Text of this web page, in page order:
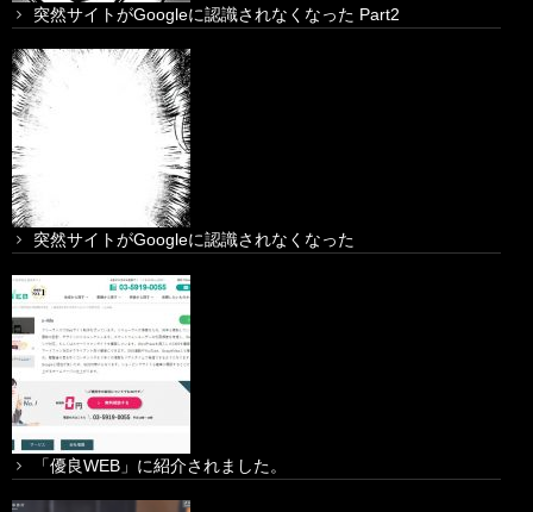
突然サイトがGoogleに認識されなくなった Part2
突然サイトがGoogleに認識されなくなった
「優良WEB」に紹介されました。